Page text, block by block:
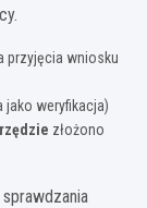
przyjęcia wniosku
weryfikacja)
złożono